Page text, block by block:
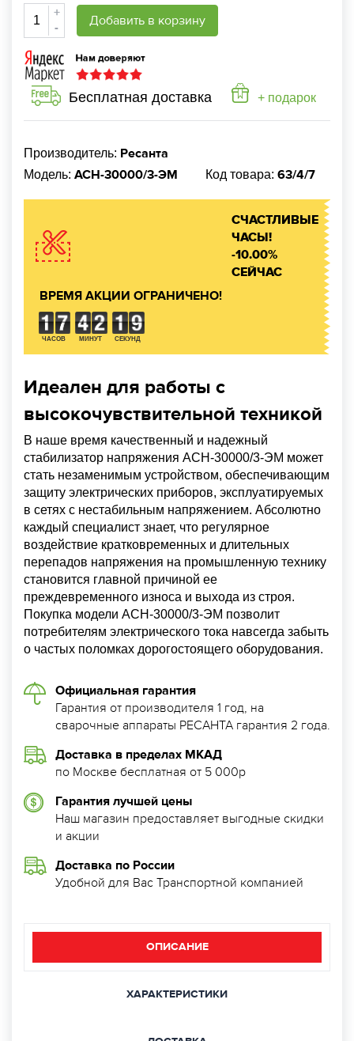
+
-
Добавить в корзину
Бесплатная доставка + подарок
Производитель: Ресанта
Модель: АСН-30000/3-ЭМ Код товара: 63/4/7
СЧАСТЛИВЫЕ
ЧАСЫ!
-10.00%
СЕЙЧАС
ВРЕМЯ АКЦИИ ОГРАНИЧЕНО!
ЧАСОВ МИНУТ СЕКУНД
Идеален для работы с
высокочувствительной техникой
В наше время качественный и надежный
стабилизатор напряжения ACH-30000/3-ЭМ может
стать незаменимым устройством, обеспечивающим
защиту электрических приборов, эксплуатируемых
в сетях с нестабильным напряжением. Абсолютно
каждый специалист знает, что регулярное
воздействие кратковременных и длительных
перепадов напряжения на промышленную технику
становится главной причиной ее
преждевременного износа и выхода из строя.
Покупка модели ACH-30000/3-ЭМ позволит
потребителям электрического тока навсегда забыть
о частых поломках дорогостоящего оборудования.
Официальная гарантия
Гарантия от производителя 1 год, на
сварочные аппараты РЕСАНТА гарантия 2 года.
Доставка в пределах МКАД
по Москве бесплатная от 5 000р
Гарантия лучшей цены
Наш магазин предоставляет выгодные скидки
и акции
Доставка по России
Удобной для Вас Транспортной компанией
ОПИСАНИЕ
ХАРАКТЕРИСТИКИ